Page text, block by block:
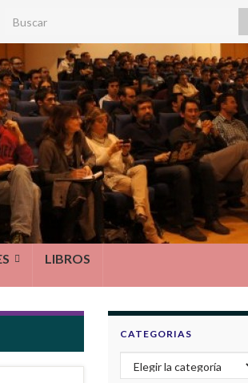
Search for:
LIBROS
CATEGORIAS
Categorias